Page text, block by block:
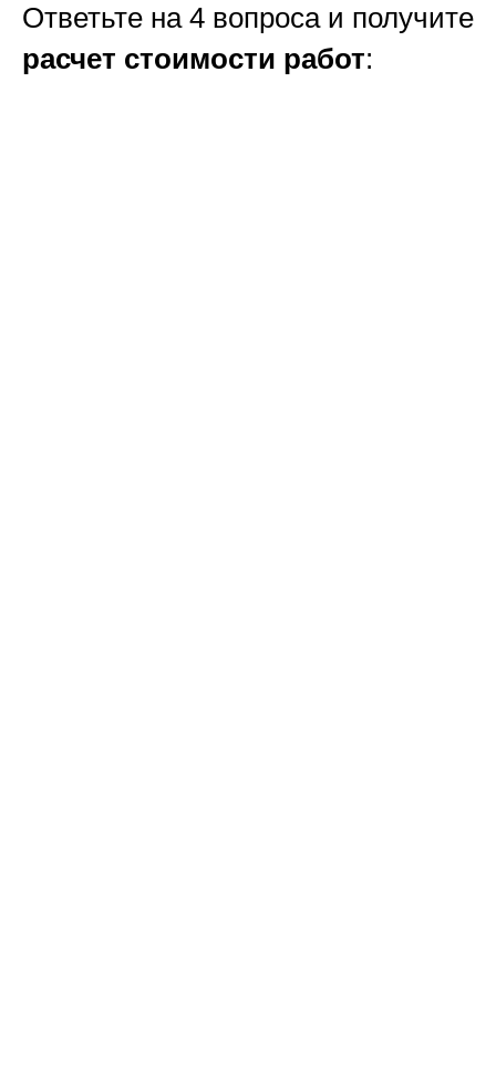
Ответьте на 4 вопроса и получите
расчет стоимости работ: